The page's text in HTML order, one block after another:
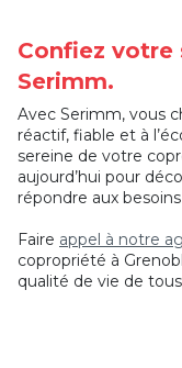
Confiez votre
Serimm.
Avec Serimm, vous
réactif, fiable et à
sereine de votre
aujourd’hui pour
répondre aux
Faire appel à notre
copropriété à
qualité de vie de